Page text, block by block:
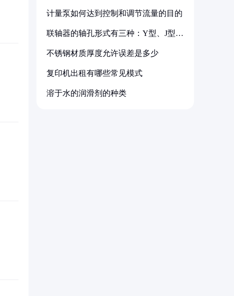
计量泵如何达到控制和调节流量的目的
联轴器的轴孔形式有三种：Y型、J型、
不锈钢材质厚度允许误差是多少
复印机出租有哪些常见模式
溶于水的润滑剂的种类